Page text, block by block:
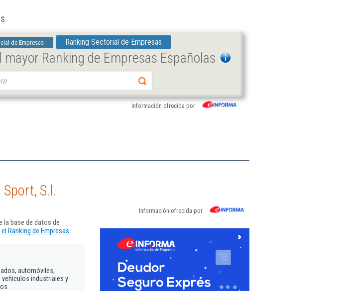
de Empresas Ranking Sectorial de Empresas
Ranking de Empresas Españolas
Información ofrecida por
S.l.
Información ofrecida por
la base de datos de
Ranking de Empresas.
automóviles,
industriales y